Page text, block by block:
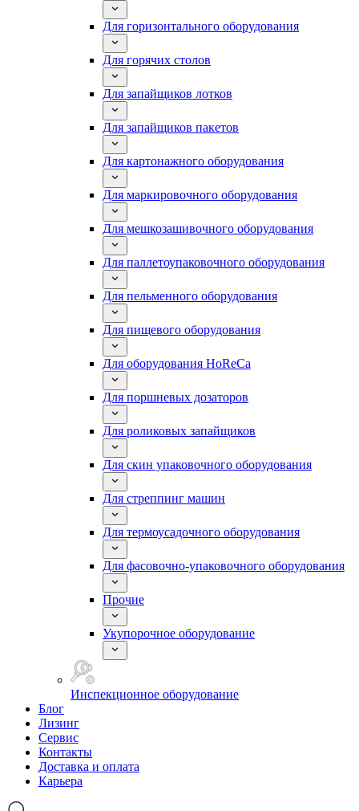
Для горизонтального оборудования
Для горячих столов
Для запайщиков лотков
Для запайщиков пакетов
Для картонажного оборудования
Для маркировочного оборудования
Для мешкозашивочного оборудования
Для паллетоупаковочного оборудования
Для пельменного оборудования
Для пищевого оборудования
Для оборудования HoReCa
Для поршневых дозаторов
Для роликовых запайщиков
Для скин упаковочного оборудования
Для стреппинг машин
Для термоусадочного оборудования
Для фасовочно-упаковочного оборудования
Прочие
Укупорочное оборудование
Инспекционное оборудование
Блог
Лизинг
Сервис
Контакты
Доставка и оплата
Карьера